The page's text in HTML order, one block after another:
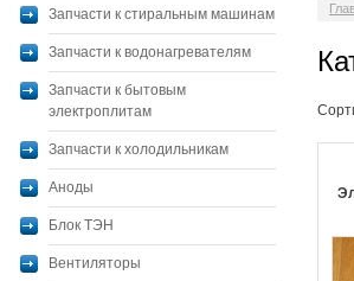
Запчасти к стиральным машинам
Запчасти к водонагревателям
Запчасти к бытовым
электроплитам
Запчасти к холодильникам
Аноды
Блок ТЭН
Вентиляторы